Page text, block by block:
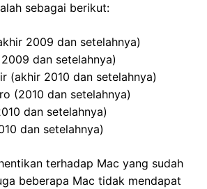
sebagai berikut:
2009 dan setelahnya)
dan setelahnya)
(akhir 2010 dan setelahnya)
(2010 dan setelahnya)
dan setelahnya)
dan setelahnya)
terhadap Mac yang sudah
beberapa Mac tidak mendapat